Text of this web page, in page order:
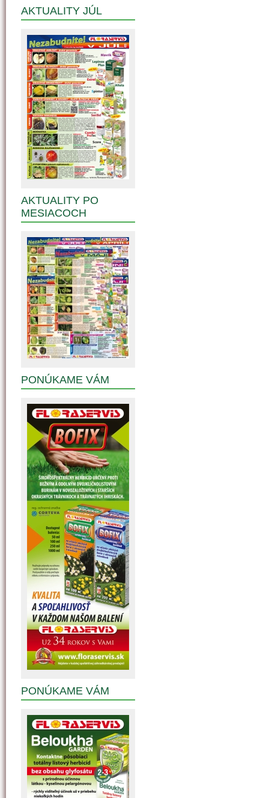
AKTUALITY JÚL
AKTUALITY PO
MESIACOCH
PONÚKAME VÁM
PONÚKAME VÁM